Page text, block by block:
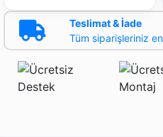
Teslimat & İade
Tüm siparişleriniz